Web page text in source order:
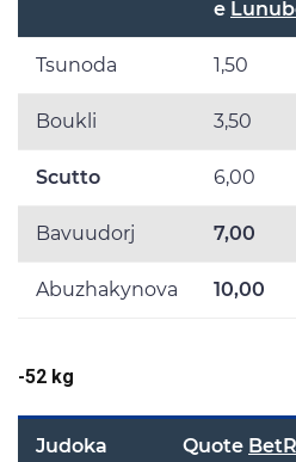
e
Tsunoda 1,50
Boukli 3,50
Scutto 6,00
Bavuudorj 7,00
Abuzhakynova 10,00
-52 kg
Judoka Quote